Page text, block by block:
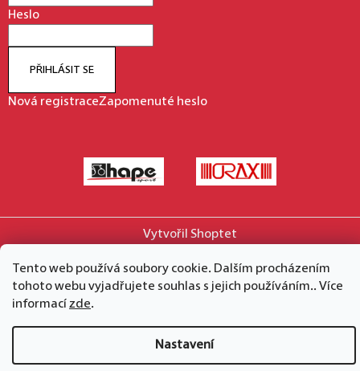
Tento web používá soubory cookie. Dalším procházením
tohoto webu vyjadřujete souhlas s jejich používáním.. Více
informací zde.
Nastavení
Heslo
PŘIHLÁSIT SE
Nová registraceZapomenuté heslo
Vytvořil Shoptet
Copyright 2026
hape.cz . Všechna práva vyhrazena.